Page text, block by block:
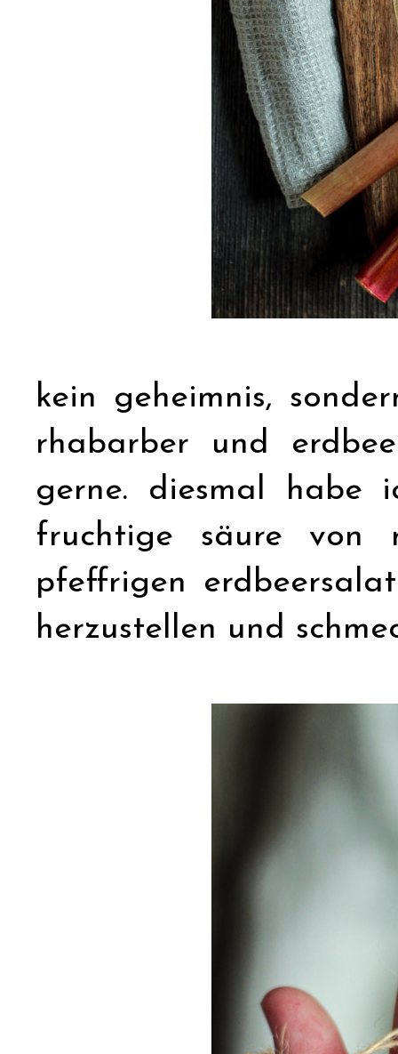
kein geheimnis,
rhabarber und
gerne. diesmal habe
fruchtige säure von
pfeffrigen
herzustellen und